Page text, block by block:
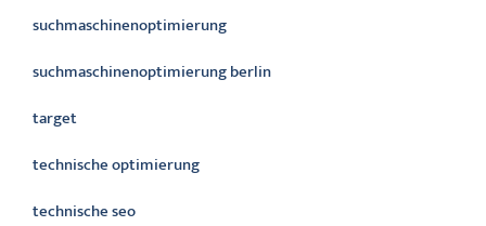
suchmaschinenoptimierung
suchmaschinenoptimierung berlin
target
technische optimierung
technische seo